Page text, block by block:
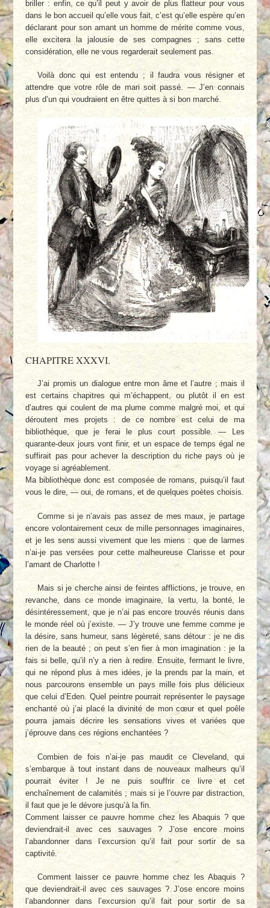
briller : enfin, ce qu’il peut y avoir de plus flatteur pour vous
dans le bon accueil qu’elle vous fait, c’est qu’elle espère qu’en
déclarant pour son amant un homme de mérite comme vous,
elle excitera la jalousie de ses compagnes ; sans cette
considération, elle ne vous regarderait seulement pas.
Voilà donc qui est entendu ; il faudra vous résigner et
attendre que votre rôle de mari soit passé. — J’en connais
plus d’un qui voudraient en être quittes à si bon marché.
CHAPITRE XXXVI.
J’ai promis un dialogue entre mon âme et l’autre ; mais il
est certains chapitres qui m’échappent, ou plutôt il en est
d’autres qui coulent de ma plume comme malgré moi, et qui
déroutent mes projets : de ce nombre est celui de ma
bibliothèque, que je ferai le plus court possible. — Les
quarante-deux jours vont finir, et un espace de temps égal ne
suffirait pas pour achever la description du riche pays où je
voyage si agréablement.
Ma bibliothèque donc est composée de romans, puisqu’il faut
vous le dire, — oui, de romans, et de quelques poètes choisis.
Comme si je n’avais pas assez de mes maux, je partage
encore volontairement ceux de mille personnages imaginaires,
et je les sens aussi vivement que les miens : que de larmes
n’ai-je pas versées pour cette malheureuse Clarisse et pour
l’amant de Charlotte !
Mais si je cherche ainsi de feintes afflictions, je trouve, en
revanche, dans ce monde imaginaire, la vertu, la bonté, le
désintéressement, que je n’ai pas encore trouvés réunis dans
le monde réel où j’existe. — J’y trouve une femme comme je
la désire, sans humeur, sans légèreté, sans détour : je ne dis
rien de la beauté ; on peut s’en fier à mon imagination : je la
fais si belle, qu’il n’y a rien à redire. Ensuite, fermant le livre,
qui ne répond plus à mes idées, je la prends par la main, et
nous parcourons ensemble un pays mille fois plus délicieux
que celui d’Eden. Quel peintre pourrait représenter le paysage
enchanté où j’ai placé la divinité de mon cœur et quel poêle
pourra jamais décrire les sensations vives et variées que
j’éprouve dans ces régions enchantées ?
Combien de fois n’ai-je pas maudit ce Cleveland, qui
s’embarque à tout instant dans de nouveaux malheurs qu’il
pourrait éviter ! Je ne puis souffrir ce livre et cet
enchaînement de calamités ; mais si je l’ouvre par distraction,
il faut que je le dévore jusqu’à la fin.
Comment laisser ce pauvre homme chez les Abaquis ? que
deviendrait-il avec ces sauvages ? J’ose encore moins
l’abandonner dans l’excursion qu’il fait pour sortir de sa
captivité.
Comment laisser ce pauvre homme chez les Abaquis ?
que deviendrait-il avec ces sauvages ? J’ose encore moins
l’abandonner dans l’excursion qu’il fait pour sortir de sa